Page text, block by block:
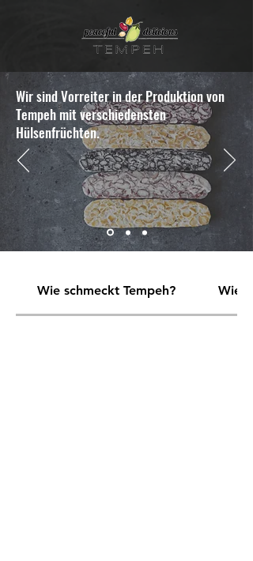
Wir sind Vorreiter in der Produktion von
Tempeh mit verschiedensten
Hülsenfrüchten.
Wie schmeckt Tempeh? Wie